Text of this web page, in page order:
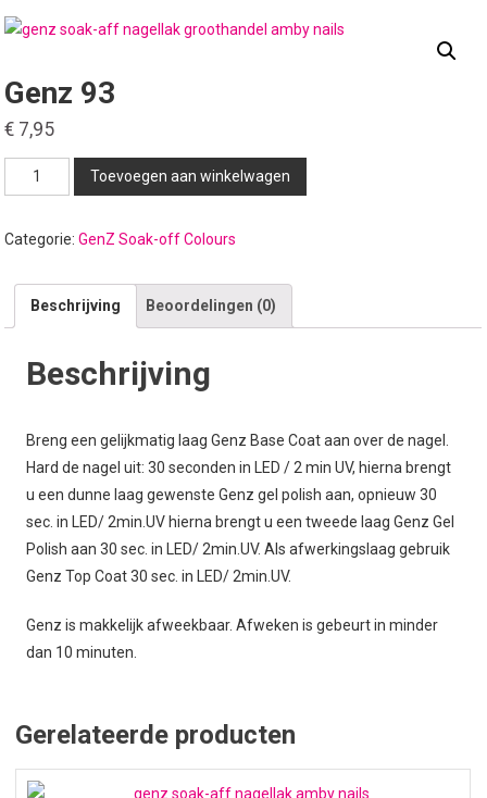
Genz 93
€ 7,95
Genz
93
Toevoegen aan winkelwagen
Categorie:GenZ Soak-off Colours
Beschrijving Beoordelingen (0)
Beschrijving
Breng een gelijkmatig laag Genz Base Coat aan over de nagel.
Hard de nagel uit: 30 seconden in LED / 2 min UV, hierna brengt
u een dunne laag gewenste Genz gel polish aan, opnieuw 30
sec. in LED/ 2min.UV hierna brengt u een tweede laag Genz Gel
Polish aan 30 sec. in LED/ 2min.UV. Als afwerkingslaag gebruik
Genz Top Coat 30 sec. in LED/ 2min.UV.
Genz is makkelijk afweekbaar. Afweken is gebeurt in minder
dan 10 minuten.
Gerelateerde producten